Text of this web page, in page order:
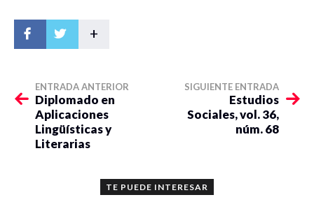
+
ENTRADA ANTERIOR
Diplomado en
Aplicaciones
Lingüísticas y
Literarias
SIGUIENTE ENTRADA
Estudios
Sociales, vol. 36,
núm. 68
TE PUEDE INTERESAR